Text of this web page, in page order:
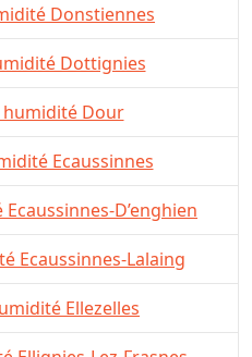
Donstiennes
Dottignies
Dour
Ecaussinnes
D’enghien
Ecaussinnes-Lalaing
Ellezelles